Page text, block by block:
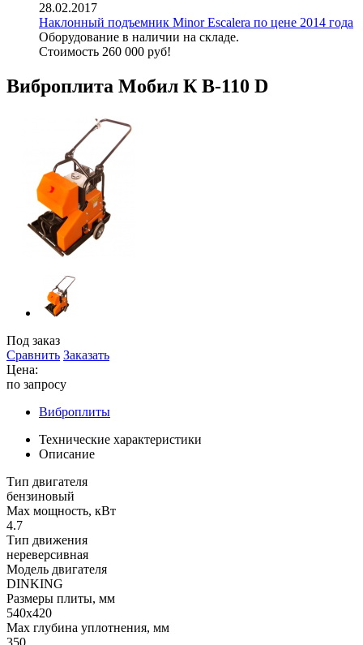
28.02.2017
Наклонный подъемник Minor Escalera по цене 2014 года
Оборудование в наличии на складе.
Стоимость 260 000 руб!
Виброплита Мобил К В-110 D
Под заказ
Сравнить Заказать
Цена:
по запросу
Виброплиты
Технические характеристики
Описание
Тип двигателя
бензиновый
Max мощность, кВт
4.7
Тип движения
нереверсивная
Модель двигателя
DINKING
Размеры плиты, мм
540х420
Max глубина уплотнения, мм
350